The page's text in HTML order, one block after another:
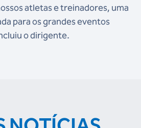
atletas e treinadores, uma
para os grandes eventos
o dirigente.